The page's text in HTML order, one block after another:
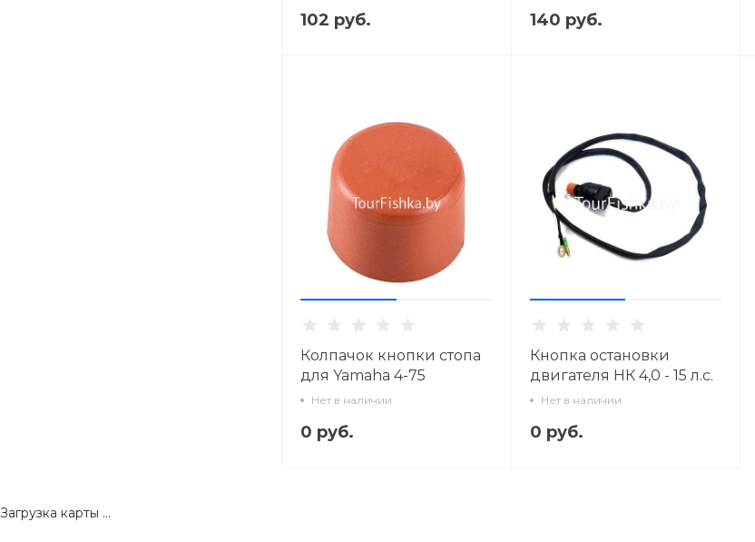
102 руб. 140 руб.
Колпачок кнопки стопа
для Yamaha 4-75
Нет в наличии
0 руб.
Кнопка остановки
двигателя НК 4,0 - 15 л.с.
Нет в наличии
0 руб.
Загрузка карты ...